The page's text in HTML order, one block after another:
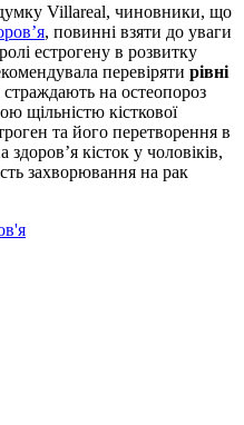
Villareal, чиновники, що
, повинні взяти до уваги
естрогену в розвитку
перевіряти рівні
страждають на остеопороз
щільністю кісткової
та його перетворення в
кісток у чоловіків,
захворювання на рак